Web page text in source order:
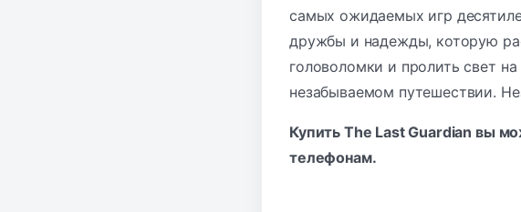
самых ожидаемых игр
дружбы и надежды, которую
головоломки и пролить свет
незабываемом путешествии.
Купить The Last Guardian вы
телефонам.